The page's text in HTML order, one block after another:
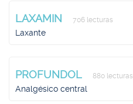
LAXAMIN 706 lecturas
Laxante
PROFUNDOL 880 lecturas
Analgésico central